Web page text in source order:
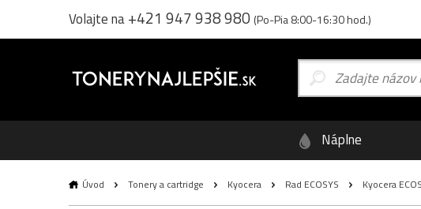
Volajte na+421 947 938 980 (Po-Pia 8:00-16:30 hod.)
Náplne
Úvod Tonery a cartridge Kyocera Rad ECOSYS Kyocera